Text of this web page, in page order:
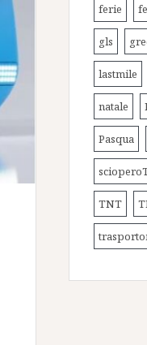
ferie
gls
lastmile
natale
Pasqua
TNT